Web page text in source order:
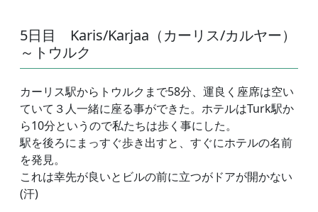
5日目 Karis/Karjaa（カーリス/カルヤー）
～トウルク
カーリス駅からトウルクまで58分、運良く座席は空い
ていて３人一緒に座る事ができた。ホテルはTurk駅か
ら10分というので私たちは歩く事にした。
駅を後ろにまっすぐ歩き出すと、すぐにホテルの名前
を発見。
これは幸先が良いとビルの前に立つがドアが開かない
(汗)